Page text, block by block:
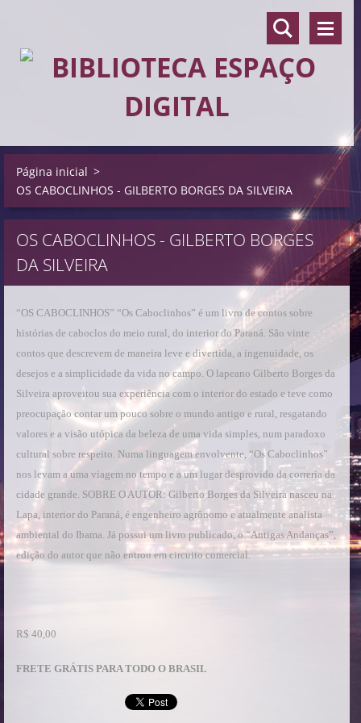
Página inicial >
OS CABOCLINHOS - GILBERTO BORGES DA SILVEIRA
OS CABOCLINHOS - GILBERTO BORGES
DA SILVEIRA
“OS CABOCLINHOS” “Os Caboclinhos” é um livro de contos sobre
histórias de caboclos do meio rural, do interior do Paraná. São vinte
contos que descrevem de maneira leve e divertida, a ingenuidade, os
desejos e a simplicidade da vida no campo. O lapeano Gilberto Borges da
Silveira aproveitou sua experiência com o interior do estado e teve como
preocupação contar um pouco sobre o mundo antigo e rural, resgatando
valores e a visão utópica da beleza de uma vida simples, num paradoxo
cultural sobre respeito. Numa linguagem envolvente, “Os Caboclinhos”
nos levam a uma viagem no tempo e a um lugar desprovido da correria da
cidade grande. SOBRE O AUTOR: Gilberto Borges da Silveira nasceu na
Lapa, interior do Paraná, é engenheiro agrônomo e atualmente analista
ambiental do Ibama. Já possui um livro publicado, o “Antigas Andanças”,
edição do autor que não entrou em circuito comercial.
R$ 40,00
FRETE GRÁTIS PARA TODO O BRASIL